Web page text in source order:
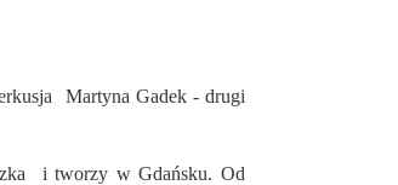
Martyna Gadek - drugi
i tworzy w Gdańsku. Od